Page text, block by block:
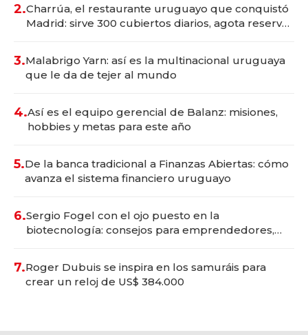
2.Charrúa, el restaurante uruguayo que conquistó
Madrid: sirve 300 cubiertos diarios, agota reservas
3.Malabrigo Yarn: así es la multinacional uruguaya
que le da de tejer al mundo
4.Así es el equipo gerencial de Balanz: misiones,
hobbies y metas para este año
5.De la banca tradicional a Finanzas Abiertas: cómo
avanza el sistema financiero uruguayo
6.Sergio Fogel con el ojo puesto en la
biotecnología: consejos para emprendedores,
7.Roger Dubuis se inspira en los samuráis para
crear un reloj de US$ 384.000